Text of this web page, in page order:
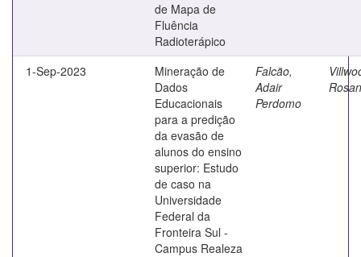
de Mapa de
Fluência
Radioterápico
1-Sep-2023
Mineração de
Dados
Educacionais
para a predição
da evasão de
alunos do ensino
superior: Estudo
de caso na
Universidade
Federal da
Fronteira Sul -
Campus Realeza
Falcão,
Adair
Perdomo